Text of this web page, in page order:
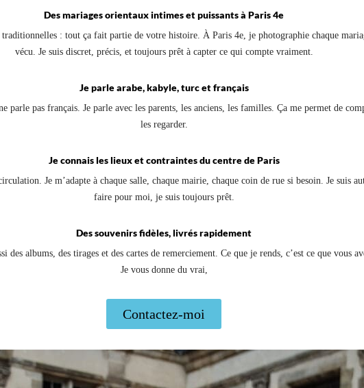
Des mariages orientaux intimes et puissants à Paris 4e
: tout ça fait partie de votre histoire. À Paris 4e, je photographie chaque
vécu. Je suis discret, précis, et toujours prêt à capter ce qui compte vraiment.
Je parle arabe, kabyle, turc et français
parle pas français. Je parle avec les parents, les anciens, les familles. Ça me permet de
les regarder.
Je connais les lieux et contraintes du centre de Paris
Je m’adapte à chaque salle, chaque mairie, chaque coin de rue si besoin. Je suis
faire pour moi, je suis toujours prêt.
Des souvenirs fidèles, livrés rapidement
des albums, des tirages et des cartes de remerciement. Ce que je rends, c’est ce que vous
Je vous donne du vrai,
Contactez-moi